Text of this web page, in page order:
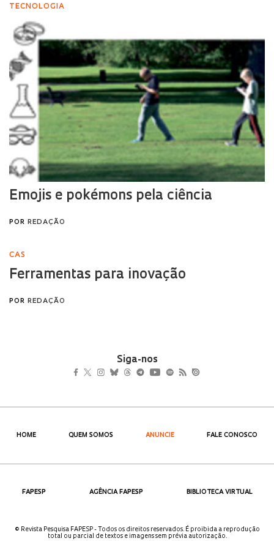
Siga-nos
HOME QUEM SOMOS ANUNCIE FALE CONOSCO
FAPESP AGÊNCIA FAPESP BIBLIOTECA VIRTUAL
© Revista Pesquisa FAPESP - Todos os direitos reservados. É proibida a reprodução
total ou parcial de textos e imagens sem prévia autorização.